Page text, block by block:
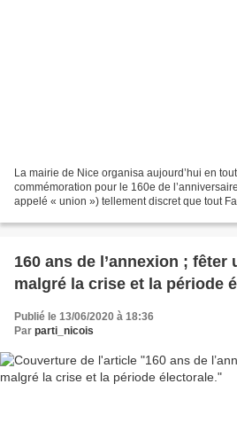
La mairie de Nice organisa aujourd’hui en
commémoration pour le 160e de
appelé « union ») tellement discret que tout
160 ans de l’annexion ; fêter
malgré la crise et la période
Publié le 13/06/2020 à 18:36
Par parti_nicois